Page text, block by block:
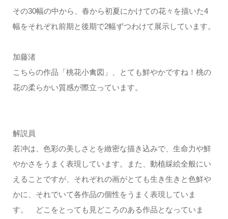
その30幅の中から、春から初夏にかけての花々を描いた4
幅をそれぞれ前期と後期で2幅ずつわけて展示しています。
加藤渚
こちらの作品「桃花小禽図」、とても鮮やかですね！桃の
花の柔らかい質感が際立っています。
解説員
若冲は、色彩の美しさとを緻密な描き込みで、生命力や鮮
やかさをうまく表現しています。また、動植綵絵全般にい
えることですが、それぞれの画がとても生き生きと色鮮や
かに、それでいて各作品の個性をうまく表現していま
す。 どこをとっても見どころのある作品となっていま